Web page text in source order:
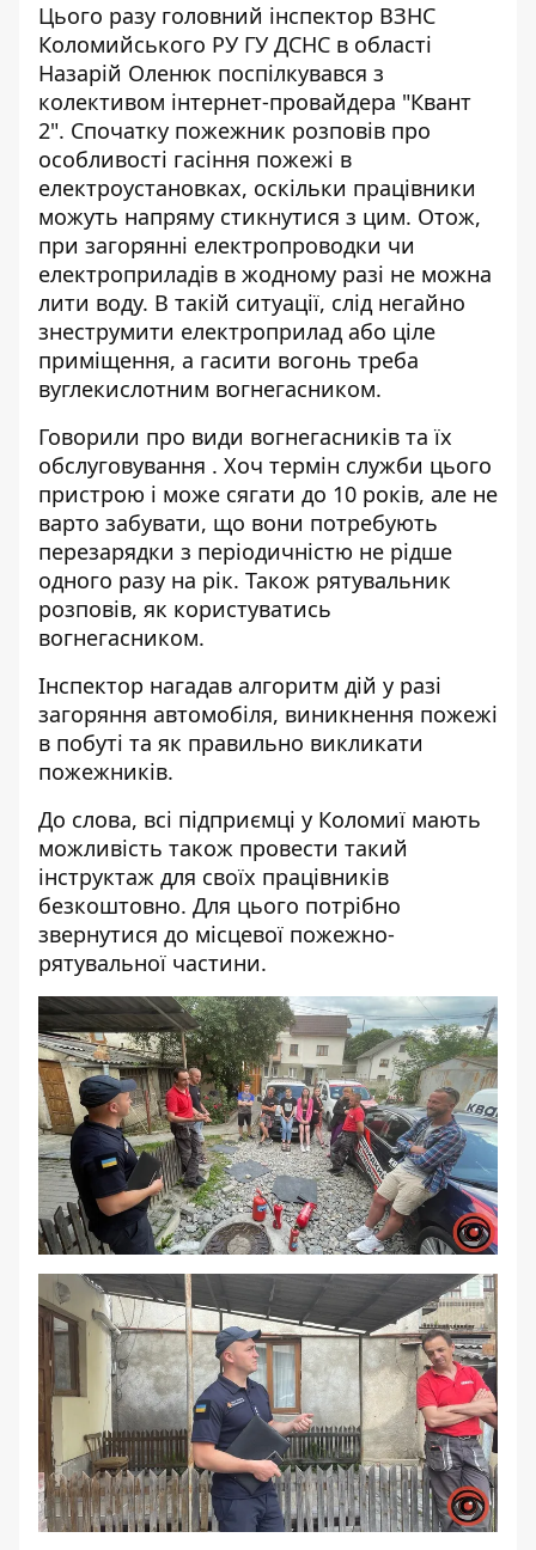
Цього разу головний інспектор ВЗНС
Коломийського РУ ГУ ДСНС в області
Назарій Оленюк поспілкувався з
колективом інтернет-провайдера "Квант
2". Спочатку пожежник розповів про
особливості гасіння пожежі в
електроустановках, оскільки працівники
можуть напряму стикнутися з цим. Отож,
при загорянні електропроводки чи
електроприладів в жодному разі не можна
лити воду. В такій ситуації, слід негайно
знеструмити електроприлад або ціле
приміщення, а гасити вогонь треба
вуглекислотним вогнегасником.
Говорили про види вогнегасників та їх
обслуговування . Хоч термін служби цього
пристрою і може сягати до 10 років, але не
варто забувати, що вони потребують
перезарядки з періодичністю не рідше
одного разу на рік. Також рятувальник
розповів, як користуватись
вогнегасником.
Інспектор нагадав алгоритм дій у разі
загоряння автомобіля, виникнення пожежі
в побуті та як правильно викликати
пожежників.
До слова, всі підприємці у Коломиї мають
можливість також провести такий
інструктаж для своїх працівників
безкоштовно. Для цього потрібно
звернутися до місцевої пожежно-
рятувальної частини.